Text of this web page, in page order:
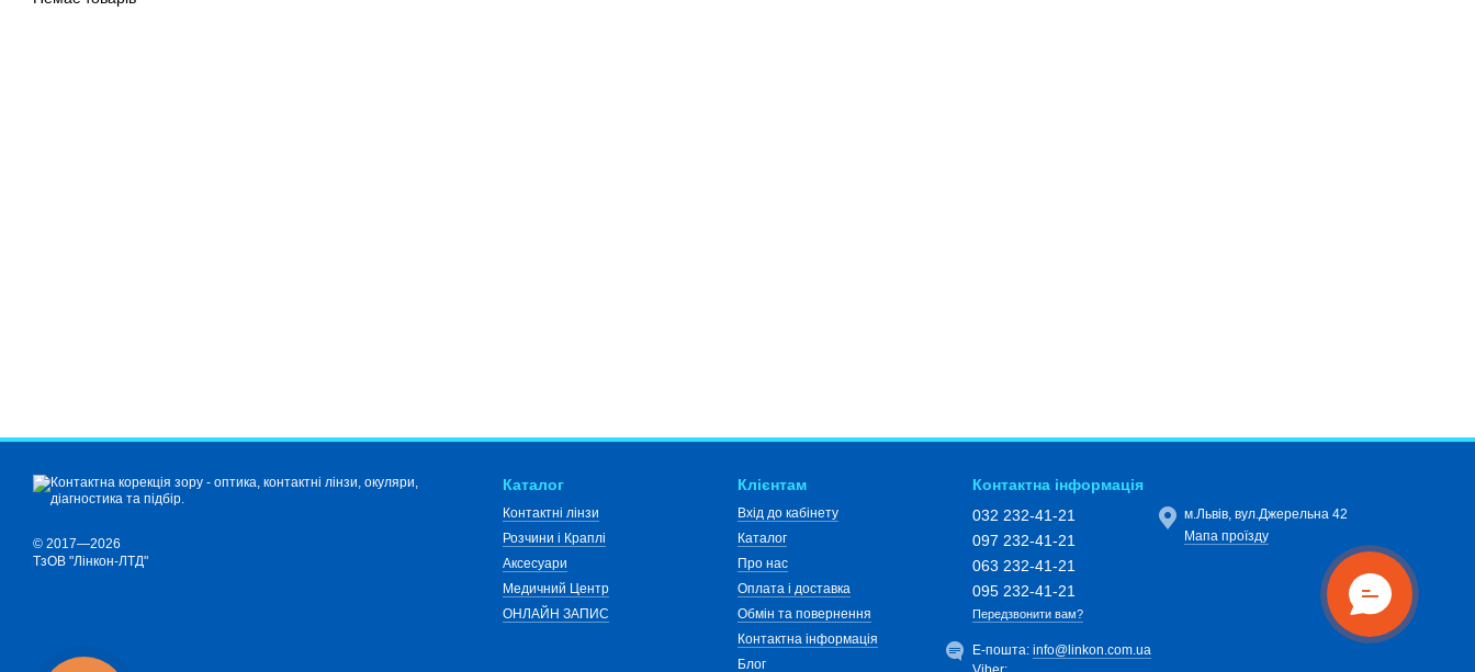
© 2017—2026
ТзОВ "Лінкон-ЛТД"
Каталог
Контактні лінзи
Розчини і Краплі
Аксесуари
Медичний Центр
ОНЛАЙН ЗАПИС
Клієнтам
Вхід до кабінету
Каталог
Про нас
Оплата і доставка
Обмін та повернення
Контактна інформація
Блог
Контактна інформація
032 232-41-21
097 232-41-21
063 232-41-21
095 232-41-21
Передзвонити вам?
м.Львів, вул.Джерельна 42
Мапа проїзду
Е-пошта:info@linkon.com.ua